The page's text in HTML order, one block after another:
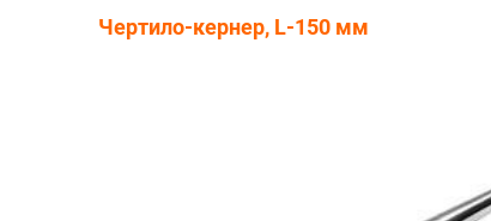
Чертило-кернер, L-150 мм